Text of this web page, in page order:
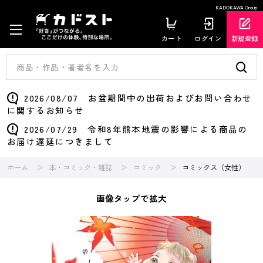
KADOKAWA Group
カート ログイン 新規登録
2026/08/07 お盆期間中の出荷およびお問い合わせ
に関するお知らせ
2026/07/29 令和8年熊本地震の影響による商品の
お届け遅延につきまして
ホーム 本・コミック・雑誌 コミック コミックス（女性）
画像タップで拡大